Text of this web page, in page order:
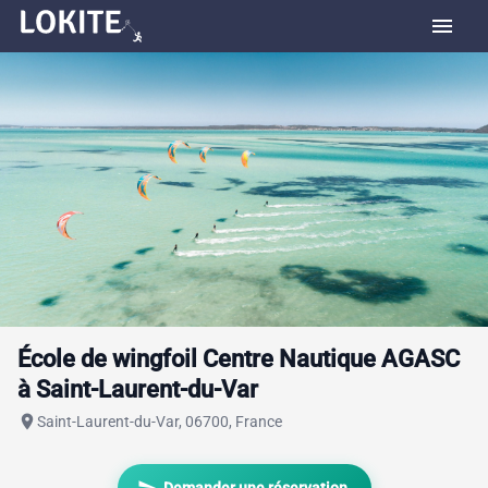
menu
École de wingfoil Centre Nautique AGASC
à Saint-Laurent-du-Var
placeSaint-Laurent-du-Var, 06700, France